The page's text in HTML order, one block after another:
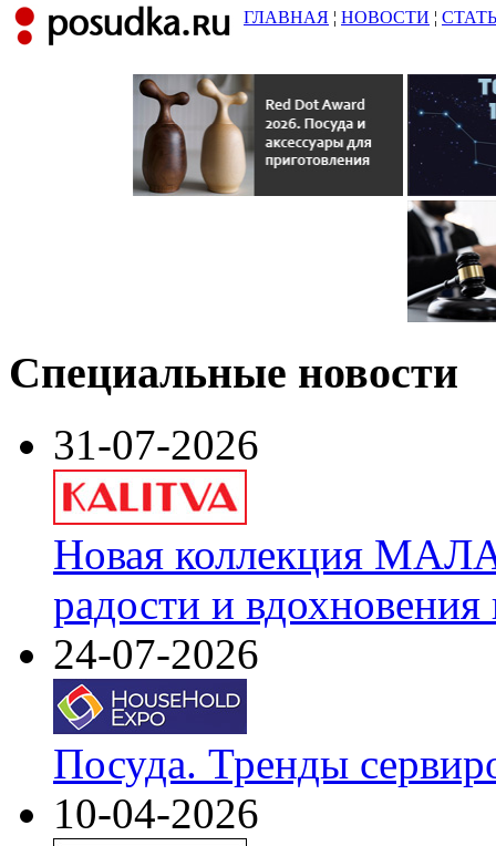
ГЛАВНАЯ ¦ НОВОСТИ ¦
Специальные новости
31-07-2026
Новая коллекция
радости и
24-07-2026
Посуда. Тренды
10-04-2026